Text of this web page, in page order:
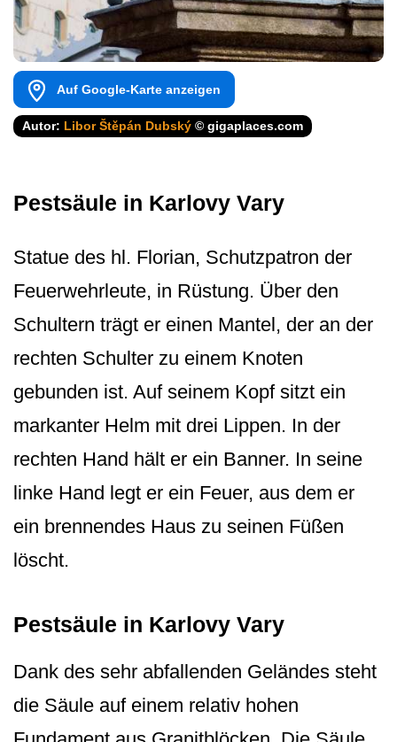
Auf Google-Karte anzeigen
Autor: Libor Štěpán Dubský © gigaplaces.com
Pestsäule in Karlovy Vary
Statue des hl. Florian, Schutzpatron der
Feuerwehrleute, in Rüstung. Über den
Schultern trägt er einen Mantel, der an der
rechten Schulter zu einem Knoten
gebunden ist. Auf seinem Kopf sitzt ein
markanter Helm mit drei Lippen. In der
rechten Hand hält er ein Banner. In seine
linke Hand legt er ein Feuer, aus dem er
ein brennendes Haus zu seinen Füßen
löscht.
Pestsäule in Karlovy Vary
Dank des sehr abfallenden Geländes steht
die Säule auf einem relativ hohen